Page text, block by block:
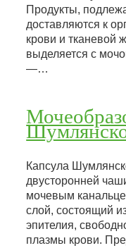
Продукты,
доставляются к
крови и тканевой
выделяется с
—…
Капсула
двусторонней
мочевым
слой, состоящий
эпителия,
плазмы крови.